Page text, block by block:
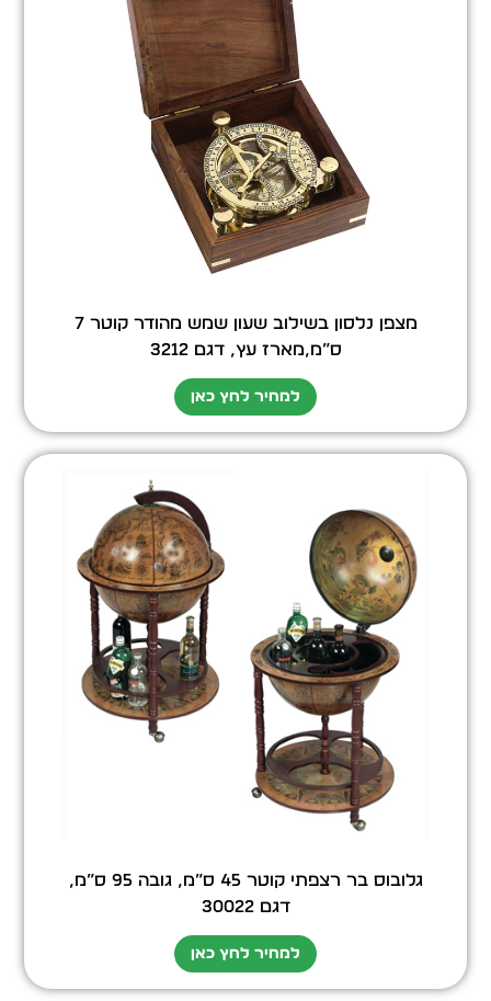
מצפן נלסון בשילוב שעון שמש מהודר קוטר 7
ס”מ,מארז עץ, דגם 3212
למחיר לחץ כאן
גלובוס בר רצפתי קוטר 45 ס”מ, גובה 95 ס”מ,
דגם 30022
למחיר לחץ כאן